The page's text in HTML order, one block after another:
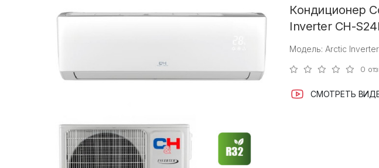
Кондиционер
Inverter CH-
Модель: Arctic
0
СМОТРЕТЬ